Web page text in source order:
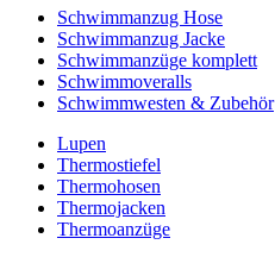
Schwimmanzug Hose
Schwimmanzug Jacke
Schwimmanzüge komplett
Schwimmoveralls
Schwimmwesten & Zubehör
Lupen
Thermostiefel
Thermohosen
Thermojacken
Thermoanzüge